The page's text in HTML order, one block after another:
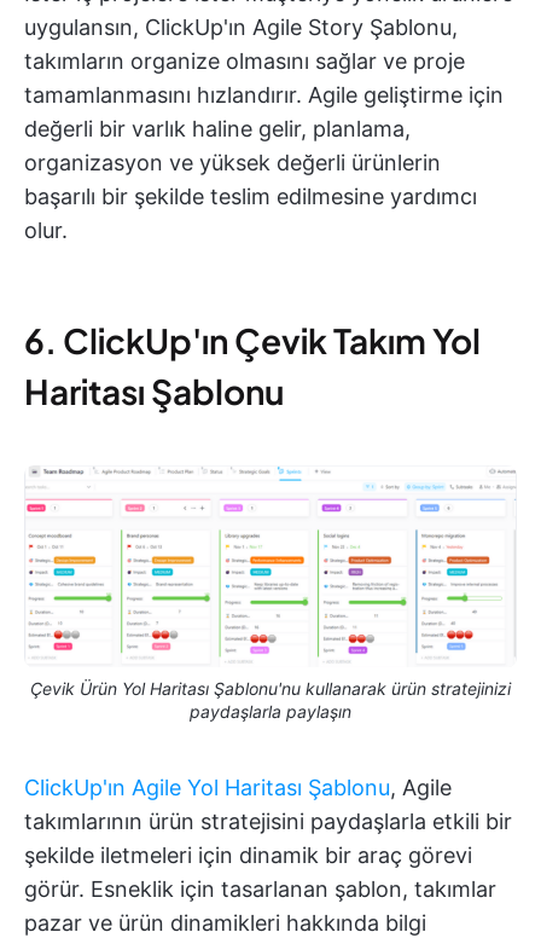
uygulansın, ClickUp'ın Agile Story Şablonu,
takımların organize olmasını sağlar ve proje
tamamlanmasını hızlandırır. Agile geliştirme için
değerli bir varlık haline gelir, planlama,
organizasyon ve yüksek değerli ürünlerin
başarılı bir şekilde teslim edilmesine yardımcı
olur.
6. ClickUp'ın Çevik Takım Yol
Haritası Şablonu
Çevik Ürün Yol Haritası Şablonu'nu kullanarak ürün stratejinizi
paydaşlarla paylaşın
ClickUp'ın Agile Yol Haritası Şablonu, Agile
takımlarının ürün stratejisini paydaşlarla etkili bir
şekilde iletmeleri için dinamik bir araç görevi
görür. Esneklik için tasarlanan şablon, takımlar
pazar ve ürün dinamikleri hakkında bilgi